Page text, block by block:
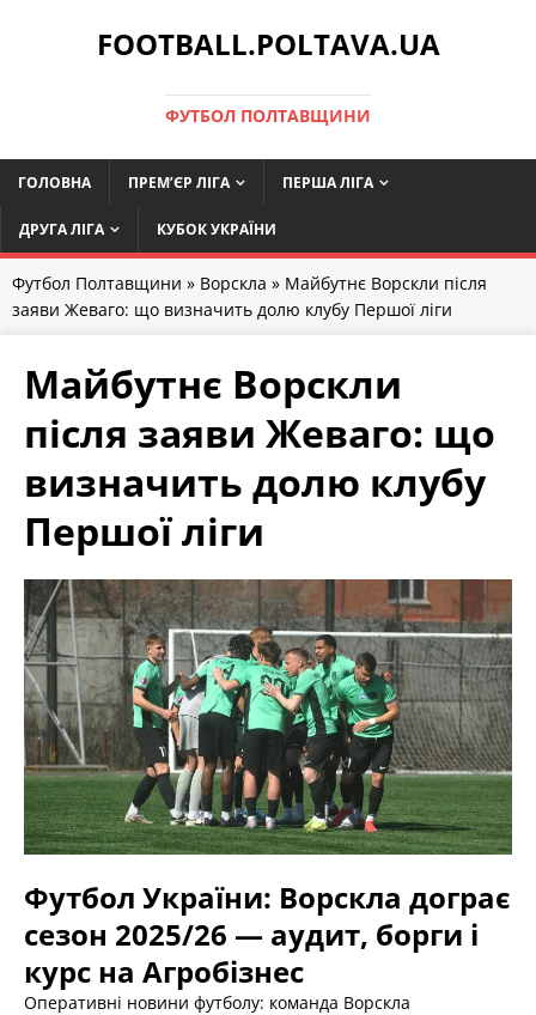
FOOTBALL.POLTAVA.UA
ФУТБОЛ ПОЛТАВЩИНИ
ГОЛОВНА ПРЕМ’ЄР ЛІГА ПЕРША ЛІГА
ДРУГА ЛІГА КУБОК УКРАЇНИ
Футбол Полтавщини » Ворскла » Майбутнє Ворскли після
заяви Жеваго: що визначить долю клубу Першої ліги
Майбутнє Ворскли
після заяви Жеваго: що
визначить долю клубу
Першої ліги
Футбол України: Ворскла дограє
сезон 2025/26 — аудит, борги і
курс на Агробізнес
Оперативні новини футболу: команда Ворскла